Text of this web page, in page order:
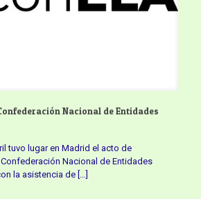
Nacional de Entidades
tuvo lugar en Madrid el acto de
Nacional de Entidades
la asistencia de